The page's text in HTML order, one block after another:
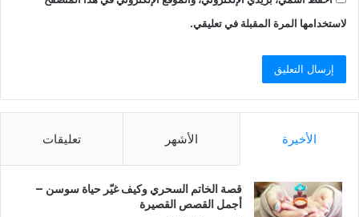
لاستخدامها المرة المقبلة في تعليقي.
الأخيرة الأشهر تعليقات
قصة الخاتم السحري وكيف غيّر حياة سوسن –
أجمل القصص القصيرة